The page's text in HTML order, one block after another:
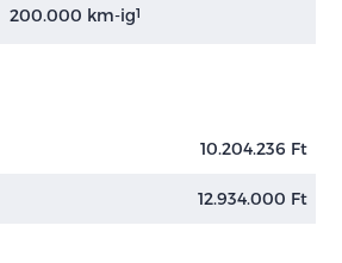
200.000 km-ig1
10.204.236 Ft
12.934.000 Ft